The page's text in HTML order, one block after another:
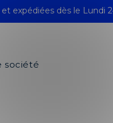
expédiées dès le
société